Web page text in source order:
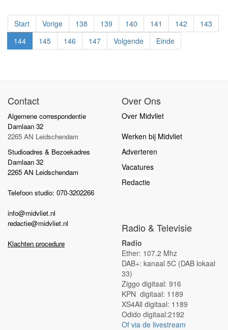
Start Vorige 138 139 140 141 142
143
144
145 146 147 Volgende Einde
Contact
Algemene correspondentie
Damlaan 32
2265 AN Leidschendam
Studioadres & Bezoekadres
Damlaan 32
2265 AN Leidschendam
Telefoon studio: 070-3202266
info@midvliet.nl
redactie@midvliet.nl
Klachten procedure
Over Ons
Over Midvliet
Werken bij Midvliet
Adverteren
Vacatures
Redactie
Radio & Televisie
Radio
Ether: 107.2 Mhz
DAB+: kanaal 5C (DAB lokaal
33)
Ziggo digitaal: 916
KPN digitaal: 1189
XS4All digitaal: 1189
Odido digitaal:2192
Of via de livestream